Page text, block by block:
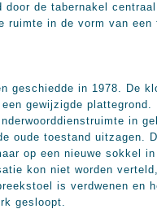
door de tabernakel
ruimte in de vorm van
geschiedde in 1978. De
gewijzigde
in
oude toestand
op een nieuwe sokkel
kon niet worden
is verdwenen en
gesloopt.